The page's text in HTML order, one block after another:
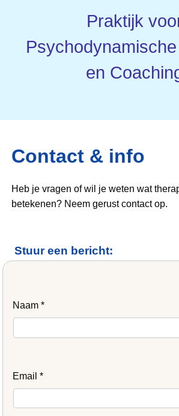
Praktijk
en
Contact & info
Heb je vragen of wil je weten wat
betekenen? Neem gerust contact op.
Stuur een bericht:
Naam*
Email*